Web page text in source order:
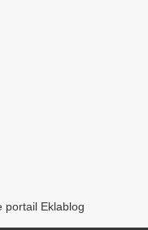
portail Eklablog